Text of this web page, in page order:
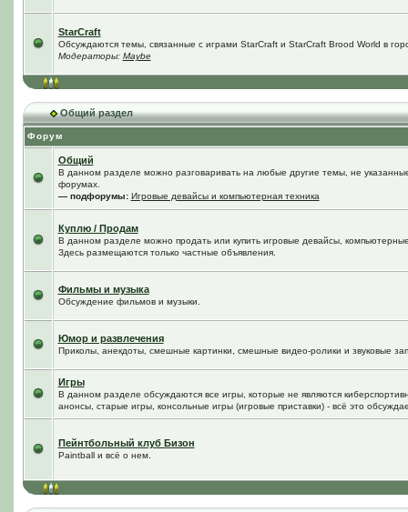
StarCraft
Обсуждаются темы, связанные с играми StarCraft и StarCraft Brood World в
Модераторы: Maybe
Общий раздел
Форум
Общий
В данном разделе можно разговаривать на любые другие темы, не
форумах.
— подфорумы: Игровые девайсы и компьютерная техника
Куплю / Продам
В данном разделе можно продать или купить игровые девайсы,
Здесь размещаются только частные объявления.
Фильмы и музыка
Обсуждение фильмов и музыки.
Юмор и развлечения
Приколы, анекдоты, смешные картинки, смешные видео-ролики и звуковые
Игры
В данном разделе обсуждаются все игры, которые не являются
анонсы, старые игры, консольные игры (игровые приставки) - всё это
Пейнтбольный клуб Бизон
Paintball и всё о нем.